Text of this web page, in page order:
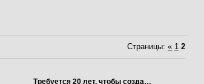
Страницы:« 1 2
Требуется 20 лет, чтобы создать репутацию